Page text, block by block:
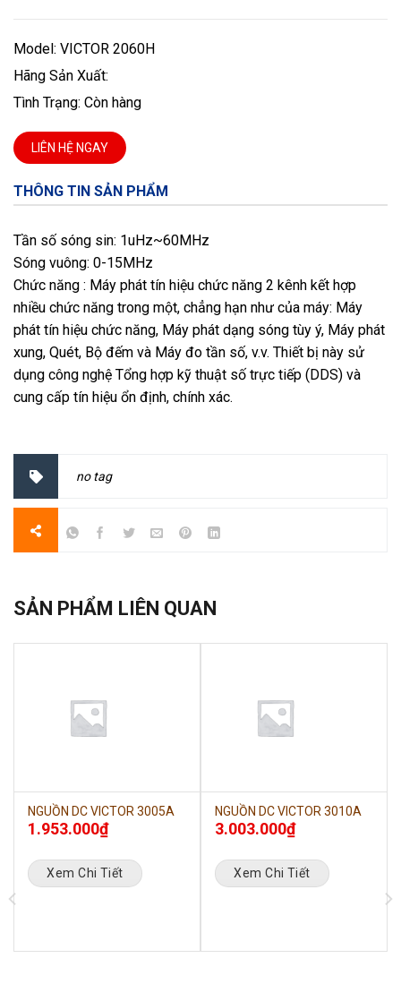
Model: VICTOR 2060H
Hãng Sản Xuất:
Tình Trạng: Còn hàng
LIÊN HỆ NGAY
THÔNG TIN SẢN PHẨM
Tần số sóng sin: 1uHz~60MHz
Sóng vuông: 0-15MHz
Chức năng : Máy phát tín hiệu chức năng 2 kênh kết hợp
nhiều chức năng trong một, chẳng hạn như của máy: Máy
phát tín hiệu chức năng, Máy phát dạng sóng tùy ý, Máy phát
xung, Quét, Bộ đếm và Máy đo tần số, v.v. Thiết bị này sử
dụng công nghệ Tổng hợp kỹ thuật số trực tiếp (DDS) và
cung cấp tín hiệu ổn định, chính xác.
no tag
SẢN PHẨM LIÊN QUAN
NGUỒN DC VICTOR 3005A
1.953.000₫
Xem Chi Tiết
NGUỒN DC VICTOR 3010A
3.003.000₫
Xem Chi Tiết